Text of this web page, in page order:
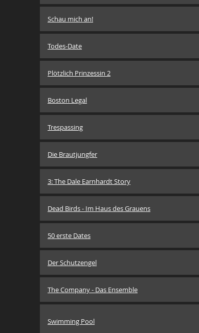
Schau mich an!
Todes-Date
Plötzlich Prinzessin 2
Boston Legal
Trespassing
Die Brautjungfer
3: The Dale Earnhardt Story
Dead Birds - Im Haus des Grauens
50 erste Dates
Der Schutzengel
The Company - Das Ensemble
Swimming Pool